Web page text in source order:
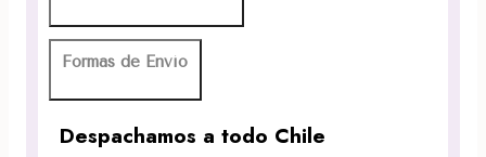
Formas de Envío
Despachamos a todo Chile